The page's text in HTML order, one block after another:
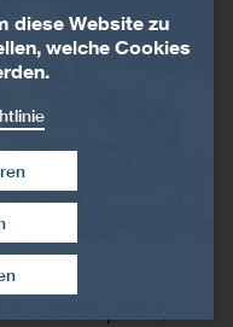
diese Website zu
welche Cookies